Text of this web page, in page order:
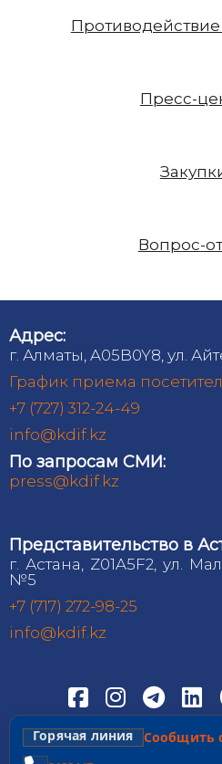
Пресс-
Вопрос-
Адрес:
г. Алматы, A05B0Y8, ул.
График приема
+7 (727) 312-24-49
info@kdif.kz
По запросам СМИ:
press@kdif.kz
Представительство в
г. Астана, Z01A5F2, ул.
№5
+7 (717) 272-98-25
info@kdif.kz
Горячая линия Сообщить